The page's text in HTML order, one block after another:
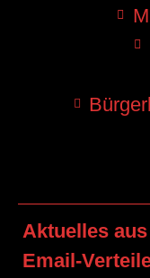
Aktuelles
Email-